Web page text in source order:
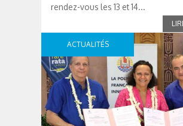
rendez-vous les 13 et 14...
ACTUALITÉS